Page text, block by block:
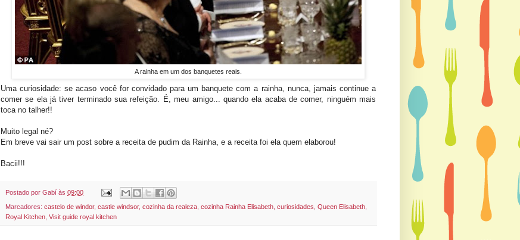
A rainha em um dos banquetes reais.
Uma curiosidade: se acaso você for convidado para um banquete com a rainha, nunca, jamais continue a
comer se ela já tiver terminado sua refeição. É, meu amigo... quando ela acaba de comer, ninguém mais
toca no talher!!
Muito legal né?
Em breve vai sair um post sobre a receita de pudim da Rainha, e a receita foi ela quem elaborou!
Bacii!!!
Postado por Gabí às 09:00
Marcadores: castelo de windor, castle windsor, cozinha da realeza cozinha Rainha Elisabeth curiosidades Queen Elisabeth
Royal Kitchen Visit guide royal kitchen